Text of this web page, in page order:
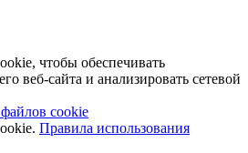
чтобы обеспечивать
веб-сайта и анализировать сетевой
cookie
Правила использования